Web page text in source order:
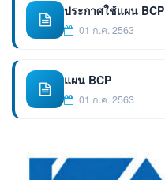
ประกาศใช้แผน BCP
01 ก.ค. 2563
แผน BCP
01 ก.ค. 2563